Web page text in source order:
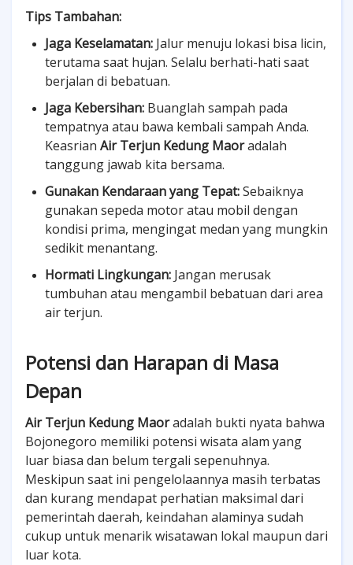
Tips Tambahan:
Jaga Keselamatan: Jalur menuju lokasi bisa licin,
terutama saat hujan. Selalu berhati-hati saat
berjalan di bebatuan.
Jaga Kebersihan: Buanglah sampah pada
tempatnya atau bawa kembali sampah Anda.
Keasrian Air Terjun Kedung Maoradalah
tanggung jawab kita bersama.
Gunakan Kendaraan yang Tepat:Sebaiknya
gunakan sepeda motor atau mobil dengan
kondisi prima, mengingat medan yang mungkin
sedikit menantang.
Hormati Lingkungan: Jangan merusak
tumbuhan atau mengambil bebatuan dari area
air terjun.
Potensi dan Harapan di Masa
Depan
Air Terjun Kedung Maoradalah bukti nyata bahwa
Bojonegoro memiliki potensi wisata alam yang
luar biasa dan belum tergali sepenuhnya.
Meskipun saat ini pengelolaannya masih terbatas
dan kurang mendapat perhatian maksimal dari
pemerintah daerah, keindahan alaminya sudah
cukup untuk menarik wisatawan lokal maupun dari
luar kota.